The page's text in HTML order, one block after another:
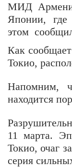
МИД
Японии, где
этом
Как
Токио,
Напомним,
находится
11 марта.
Токио, очаг
серия